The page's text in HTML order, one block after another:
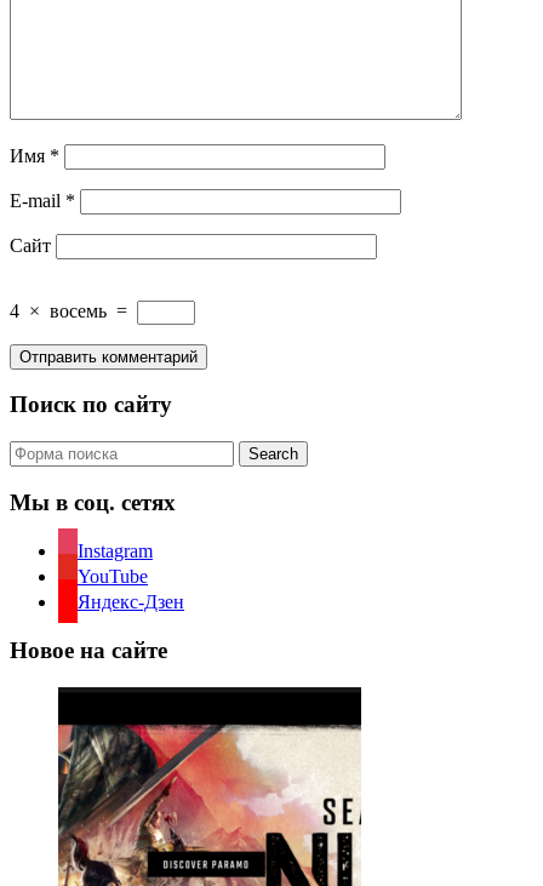
Имя *
E-mail *
Сайт
4 × восемь =
Поиск по сайту
Search
Мы в соц. сетях
Instagram
YouTube
Яндекс-Дзен
Новое на сайте